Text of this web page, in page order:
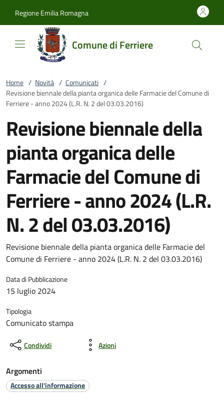
Regione Emilia Romagna
Comune di Ferriere
Home / Novità / Comunicati /
Revisione biennale della pianta organica delle Farmacie del Comune di
Ferriere - anno 2024 (L.R. N. 2 del 03.03.2016)
Revisione biennale della
pianta organica delle
Farmacie del Comune di
Ferriere - anno 2024 (L.R.
N. 2 del 03.03.2016)
Revisione biennale della pianta organica delle Farmacie del
Comune di Ferriere - anno 2024 (L.R. N. 2 del 03.03.2016)
Data di Pubblicazione
15 luglio 2024
Tipologia
Comunicato stampa
Condividi Azioni
Argomenti
Accesso all'informazione